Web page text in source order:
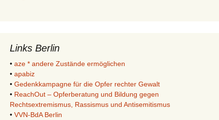
Links Berlin
• aze * andere Zustände ermöglichen
• apabiz
• Gedenkkampagne für die Opfer rechter Gewalt
• ReachOut – Opferberatung und Bildung gegen
Rechtsextremismus, Rassismus und Antisemitismus
• VVN-BdA Berlin